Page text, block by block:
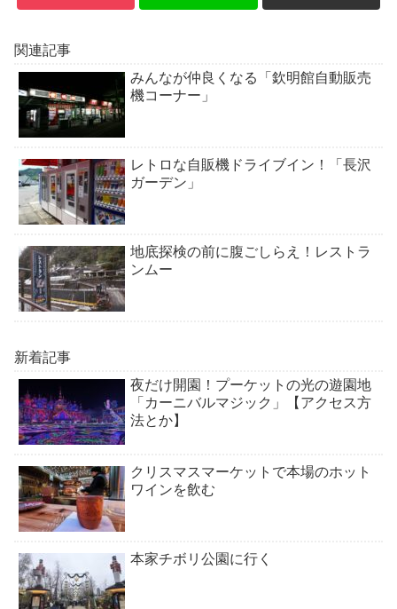
関連記事
みんなが仲良くなる「欽明館自動販売
機コーナー」
レトロな自販機ドライブイン！「長沢
ガーデン」
地底探検の前に腹ごしらえ！レストラ
ンムー
新着記事
夜だけ開園！プーケットの光の遊園地
「カーニバルマジック」【アクセス方
法とか】
クリスマスマーケットで本場のホット
ワインを飲む
本家チボリ公園に行く